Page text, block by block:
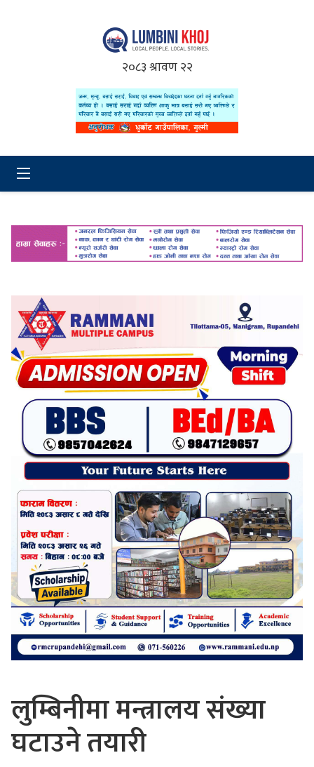
२०८३ श्रावण २२
लुम्बिनीमा मन्त्रालय संख्या
घटाउने तयारी